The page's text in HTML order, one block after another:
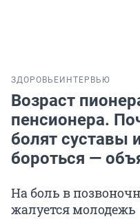
ЗДОРОВЬЕ ИНТЕРВЬЮ
Возраст
пенсионера.
болят суставы
бороться —
На боль в
жалуется молодежь